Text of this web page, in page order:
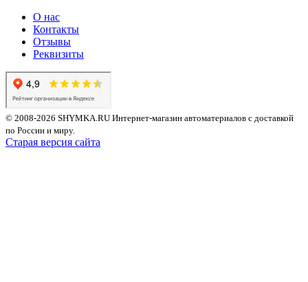
О нас
Контакты
Отзывы
Реквизиты
© 2008-2026 SHYMKA.RU Интернет-магазин автоматериалов с доставкой
по России и миру.
Старая версия сайта